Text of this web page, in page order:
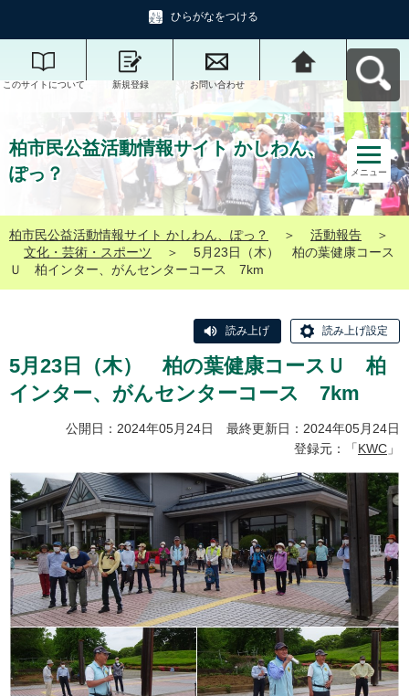
ひらがなをつける
このサイトについて 新規登録 お問い合わせ
柏市民公益活動情報
サイト かしわん、ぽ
っ？へ戻る
柏市民公益活動情報サイト かしわん、
ぽっ？
メニュー
柏市民公益活動情報サイト かしわん、ぽっ？ ＞ 活動報告
＞
文化・芸術・スポーツ
＞
5月23日（木） 柏の葉健康コース
Ｕ 柏インター、がんセンターコース 7km
読み上げ 読み上げ設定
5月23日（木） 柏の葉健康コースＵ 柏
インター、がんセンターコース 7km
公開日：2024年05月24日 最終更新日：2024年05月24日
登録元：「KWC 」